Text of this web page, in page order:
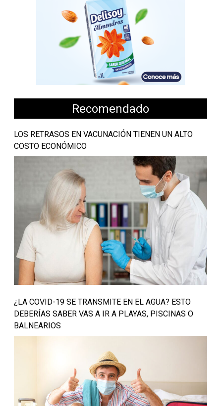
Recomendado
LOS RETRASOS EN VACUNACIÓN TIENEN UN ALTO
COSTO ECONÓMICO
¿LA COVID-19 SE TRANSMITE EN EL AGUA? ESTO
DEBERÍAS SABER VAS A IR A PLAYAS, PISCINAS O
BALNEARIOS